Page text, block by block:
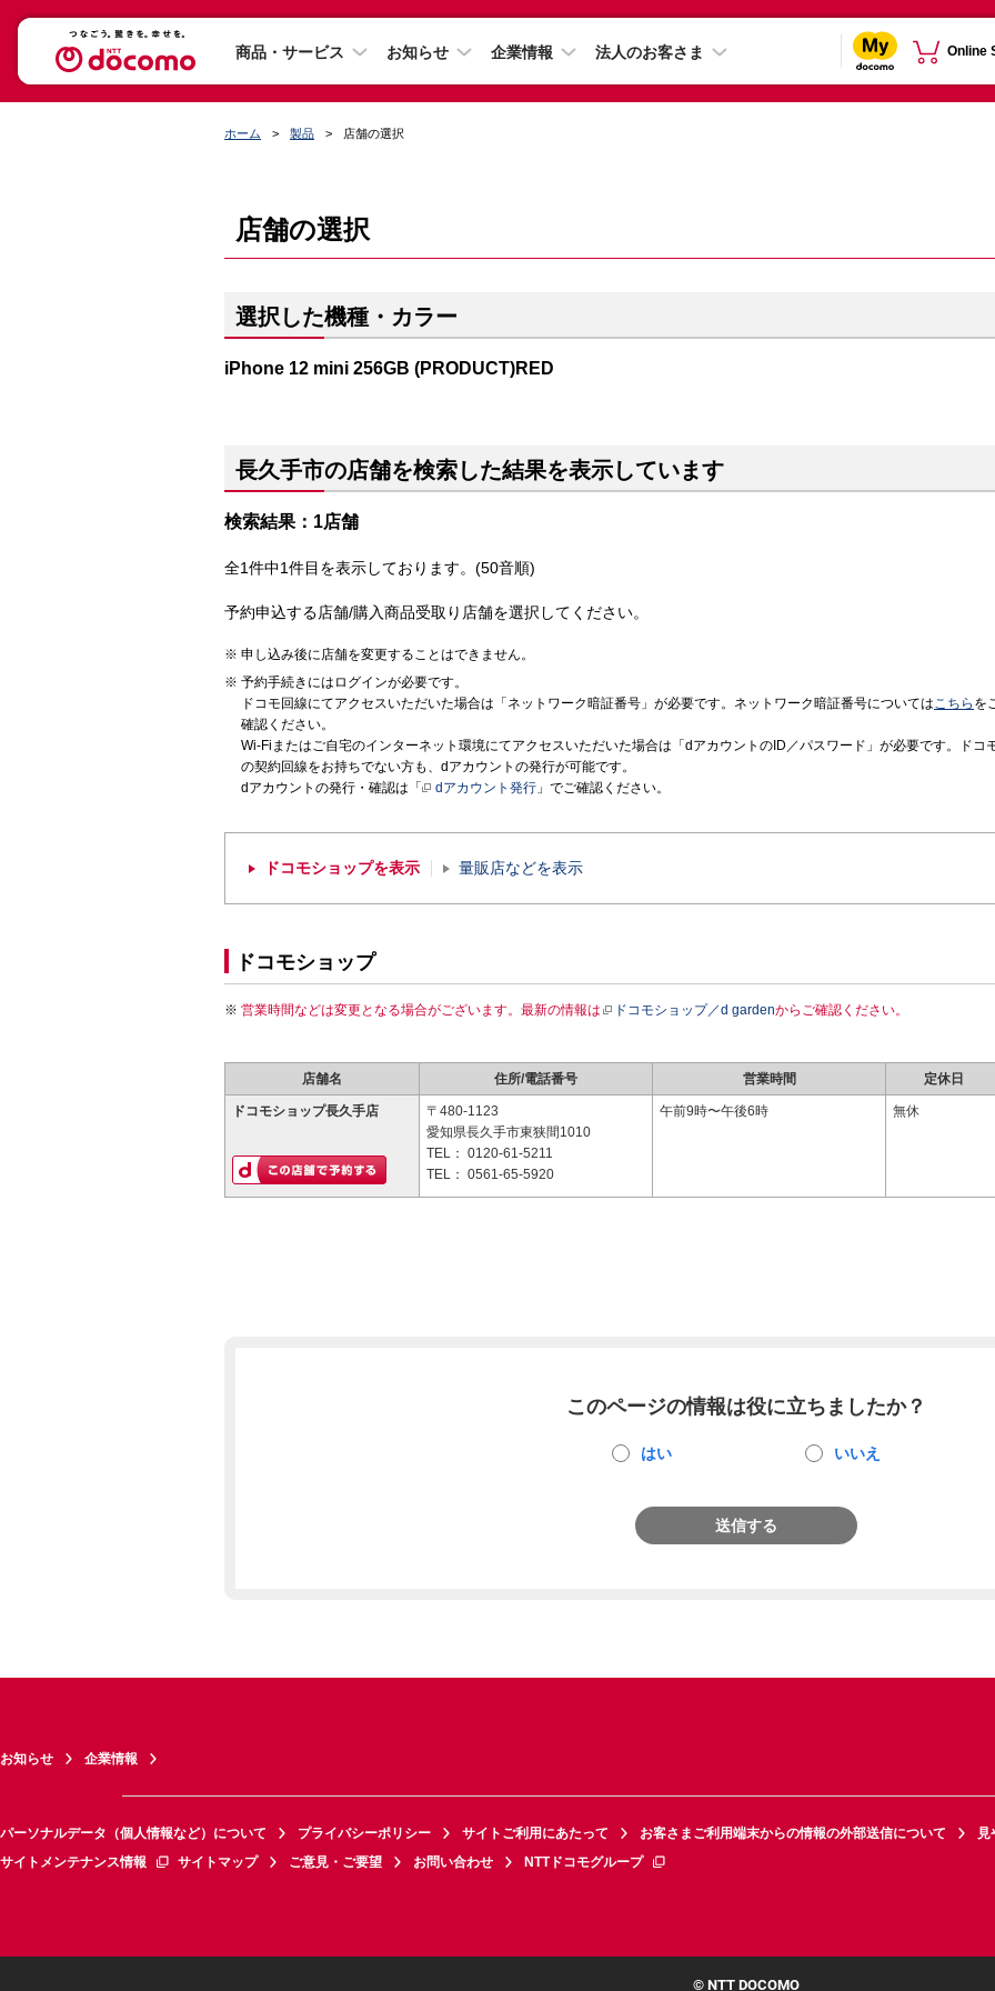
商品・サービス お知らせ 企業情報 法人のお客さま Online
ホーム 製品 店舗の選択
店舗の選択
選択した機種・カラー
iPhone 12 mini 256GB (PRODUCT)RED
長久手市の店舗を検索した結果を表示しています
検索結果：1店舗
全1件中1件目を表示しております。(50音順)
予約申込する店舗/購入商品受取り店舗を選択してください。
申し込み後に店舗を変更することはできません。
予約手続きにはログインが必要です。
ドコモ回線にてアクセスいただいた場合は「ネットワーク暗証番号」が必要です。ネットワーク暗証番号についてはこちら を
確認ください。
Wi-Fiまたはご自宅のインターネット環境にてアクセスいただいた場合は「dアカウントのID／パスワード」が必要です。ドコ
の契約回線をお持ちでない方も、dアカウントの発行が可能です。
dアカウントの発行・確認は「
dアカウント発行 」でご確認ください。
ドコモショップを表示 量販店などを表示
ドコモショップ
営業時間などは変更となる場合がございます。最新の情報は ドコモショップ／d gardenからご確認ください。
店舗名 住所/電話番号 営業時間 定休日
ドコモショップ長久手店
〒480-1123
愛知県長久手市東狭間1010
TEL： 0120-61-5211
TEL： 0561-65-5920
午前9時〜午後6時 無休
このページの情報は役に立ちましたか？
はい いいえ
送信する
お知らせ 企業情報
パーソナルデータ（個人情報など）について プライバシーポリシー サイトご利用にあたって お客さまご利用端末からの情報の外部送信について
見
サイトメンテナンス情報
サイトマップ ご意見・ご要望 お問い合わせ NTTドコモグループ
© NTT DOCOMO